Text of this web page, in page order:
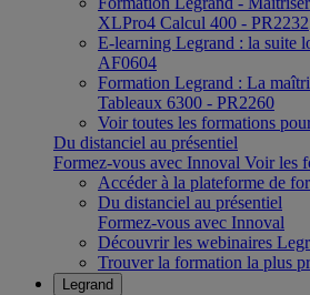
XLPro4 Calcul 400 - PR2232
E-learning Legrand : la suite
AF0604
Formation Legrand : La
Tableaux 6300 - PR2260
Voir toutes les formations
Du distanciel au présentiel
Formez-vous avec Innoval Voir les
Accéder à la plateforme de
Du distanciel au présentiel
Formez-vous avec Innoval
Découvrir les webinaires
Trouver la formation la plus
Legrand